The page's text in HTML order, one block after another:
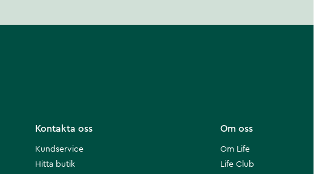
Om oss
Om Life
Life Club
Kontakta oss
Kundservice
Hitta butik